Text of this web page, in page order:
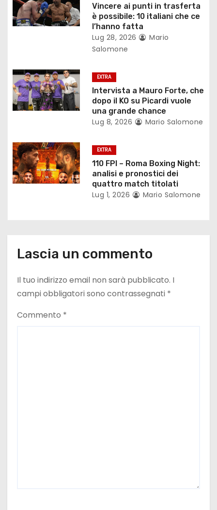
e
a
t
i
c
l
i
Vincere ai punti in trasferta
è possibile: 10 italiani che ce
l’hanno fatta
Lug 28, 2026
Mario
Salomone
EXTRA
Intervista a Mauro Forte, che
dopo il KO su Picardi vuole
una grande chance
Lug 8, 2026 Mario Salomone
EXTRA
110 FPI – Roma Boxing Night:
analisi e pronostici dei
quattro match titolati
Lug 1, 2026 Mario Salomone
Lascia un commento
Il tuo indirizzo email non sarà pubblicato. I
campi obbligatori sono contrassegnati *
Commento *